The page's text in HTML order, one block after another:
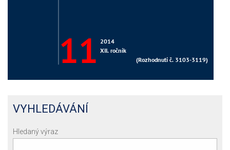
VYHLEDÁVÁNÍ
Hledaný výraz